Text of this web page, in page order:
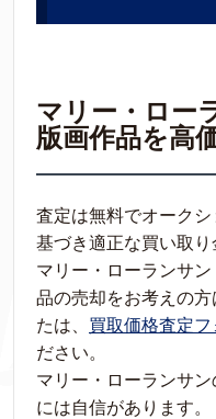
マリー・ロー
版画作品を高
査定は無料でオーク
基づき適正な買い取り
マリー・ローランサ
品の売却をお考えの方
たは、 買取価格査定フ
ださい。
マリー・ローランサ
には自信があります。